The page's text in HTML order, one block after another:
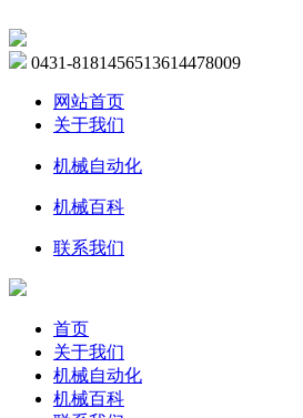
0431-8181456513614478009
网站首页
关于我们
机械自动化
机械百科
联系我们
首页
关于我们
机械自动化
机械百科